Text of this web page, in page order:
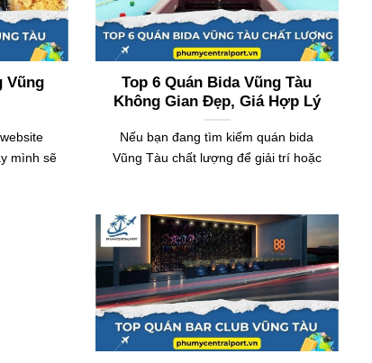
Vũng
mình sẽ
Top 6 Quán Bida Vũng Tàu
Không Gian Đẹp, Giá Hợp Lý
Nếu bạn đang tìm kiếm quán bida
Vũng Tàu chất lượng để giải trí hoặc